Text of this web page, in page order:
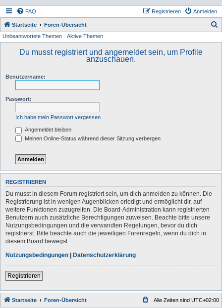
FAQ Anmelden
Registrieren
Startseite Foren-Übersicht
Unbeantwortete Themen Aktive Themen
Du musst registriert und angemeldet sein, um Profile
anzuschauen.
Benutzername:
Passwort:
Ich habe mein Passwort vergessen
Angemeldet bleiben
Meinen Online-Status während dieser Sitzung verbergen
REGISTRIEREN
Du musst in diesem Forum registriert sein, um dich anmelden zu können. Die
Registrierung ist in wenigen Augenblicken erledigt und ermöglicht dir, auf
weitere Funktionen zuzugreifen. Die Board-Administration kann registrierten
Benutzern auch zusätzliche Berechtigungen zuweisen. Beachte bitte unsere
Nutzungsbedingungen und die verwandten Regelungen, bevor du dich
registrierst. Bitte beachte auch die jeweiligen Forenregeln, wenn du dich in
diesem Board bewegst.
Nutzungsbedingungen | Datenschutzerklärung
Registrieren
Startseite Foren-Übersicht Alle Zeiten sind UTC+02:00